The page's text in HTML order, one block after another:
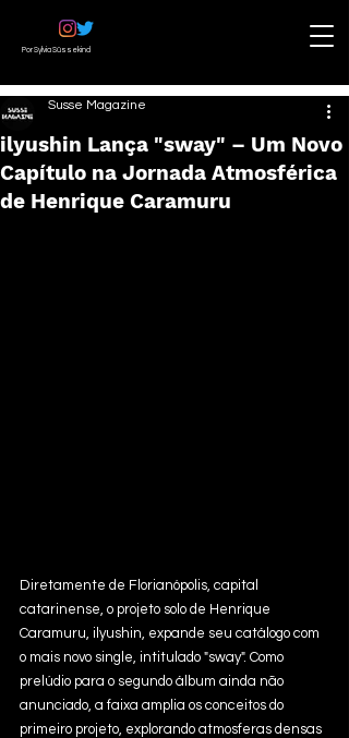
Por Sylvia Süssekind
ilyushin Lança "sway" – Um Novo
Capítulo na Jornada Atmosférica
de Henrique Caramuru
Susse Magazine
Diretamente de Florianópolis, capital
catarinense, o projeto solo de Henrique
Caramuru, ilyushin, expande seu catálogo com
o mais novo single, intitulado "sway". Como
prelúdio para o segundo álbum ainda não
anunciado, a faixa amplia os conceitos do
primeiro projeto, explorando atmosferas densas